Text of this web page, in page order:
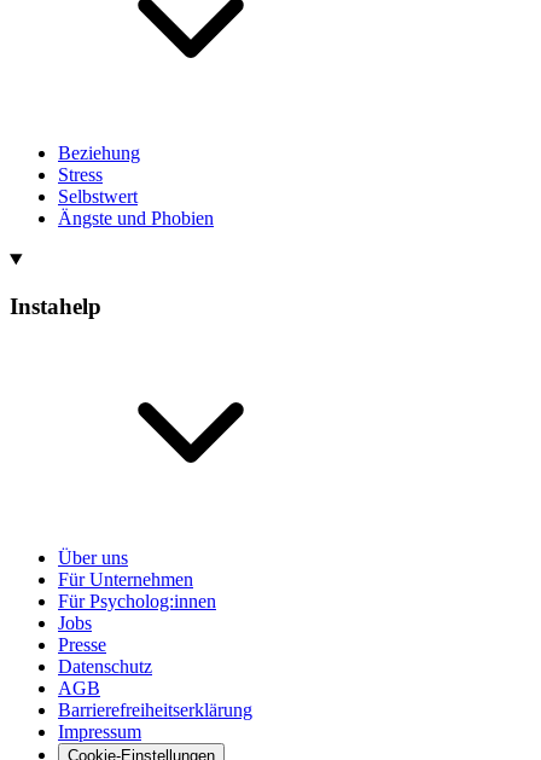
Beziehung
Stress
Selbstwert
Ängste und Phobien
Instahelp
Über uns
Für Unternehmen
Für Psycholog:innen
Jobs
Presse
Datenschutz
AGB
Barrierefreiheitserklärung
Impressum
Cookie-Einstellungen